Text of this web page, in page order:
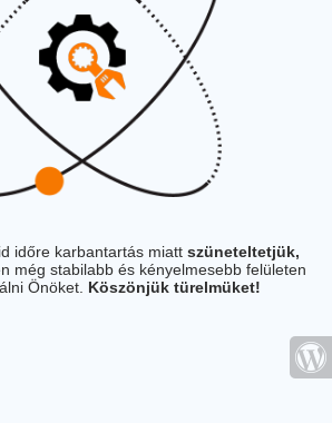
időre karbantartás miatt szüneteltetjük,
még stabilabb és kényelmesebb felületen
Önöket. Köszönjük türelmüket!